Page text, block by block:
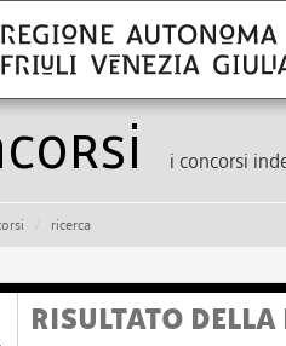
i concorsi
ricerca
RISULTATO